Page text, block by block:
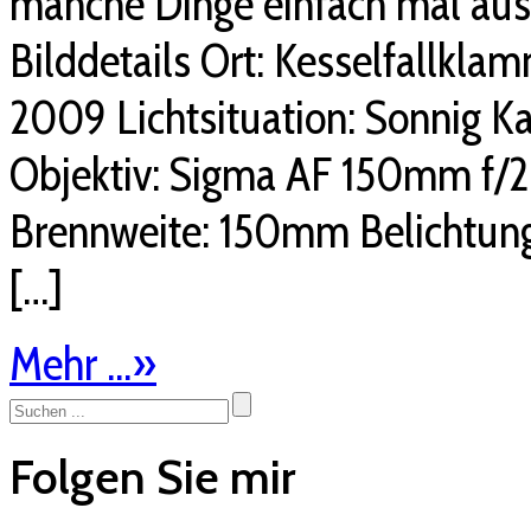
Bilddetails Ort:
2009 Lichtsituation: Sonnig
Objektiv: Sigma AF 150mm f/
Brennweite: 150mm
[…]
Mehr ...»
Folgen Sie mir